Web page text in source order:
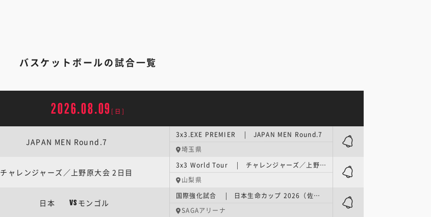
バスケットボールの試合一覧
2026.08.09 [日]
JAPAN MEN Round.7
3x3.EXE PREMIER | JAPAN MEN Round.7
埼玉県
チャレンジャーズ／上野原大会 2日目
3x3 World Tour | チャレンジャーズ／上野原大会 2日目
山梨県
日本 VS モンゴル
国際強化試合 | 日本生命カップ 2026（佐賀大会） GAME1
SAGAアリーナ